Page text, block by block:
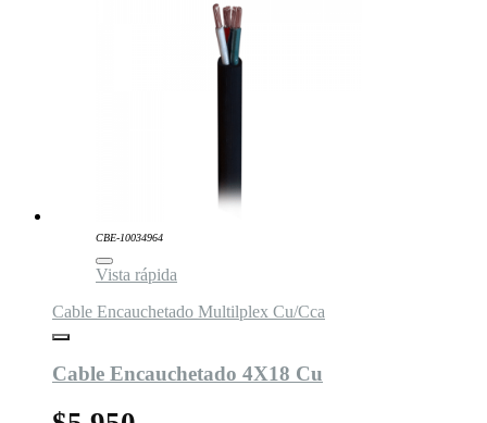
CBE-10034964
Vista rápida
Cable Encauchetado Multilplex Cu/Cca
Cable Encauchetado 4X18 Cu